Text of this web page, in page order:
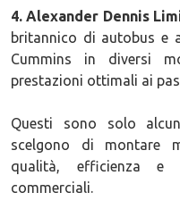
4. Alexander Dennis
britannico di autobus e
Cummins in diversi
prestazioni ottimali ai
Questi sono solo
scelgono di montare
qualità, efficienza
commerciali.